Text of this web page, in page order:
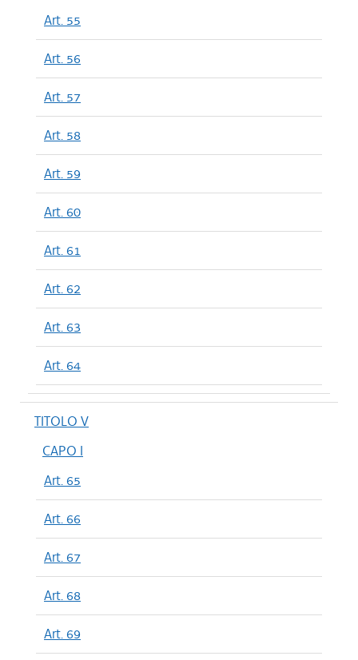
Art. 55
Art. 56
Art. 57
Art. 58
Art. 59
Art. 60
Art. 61
Art. 62
Art. 63
Art. 64
TITOLO V
CAPO I
Art. 65
Art. 66
Art. 67
Art. 68
Art. 69